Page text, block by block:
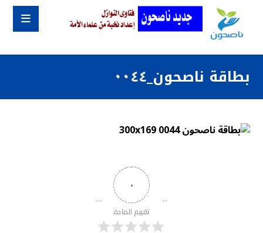
بطاقة ناصحون_٠٠٤٤
٠
تقييم المادة